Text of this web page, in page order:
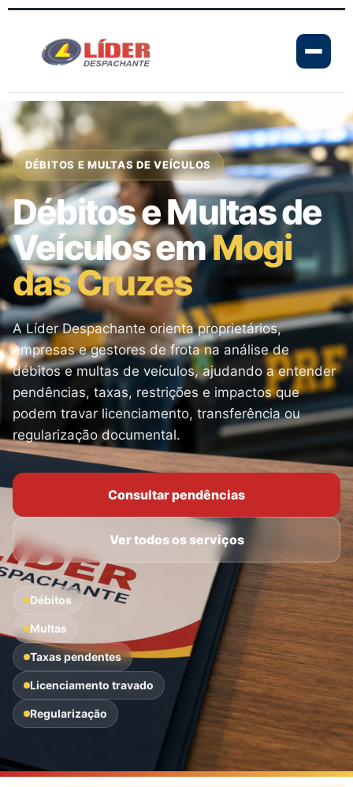
DÉBITOS E MULTAS DE VEÍCULOS
Débitos e Multas de
Veículos emMogi
das Cruzes
A Líder Despachante orienta proprietários,
empresas e gestores de frota na análise de
débitos e multas de veículos, ajudando a entender
pendências, taxas, restrições e impactos que
podem travar licenciamento, transferência ou
regularização documental.
Consultar pendências
Ver todos os serviços
Débitos
Multas
Taxas pendentes
Licenciamento travado
Regularização